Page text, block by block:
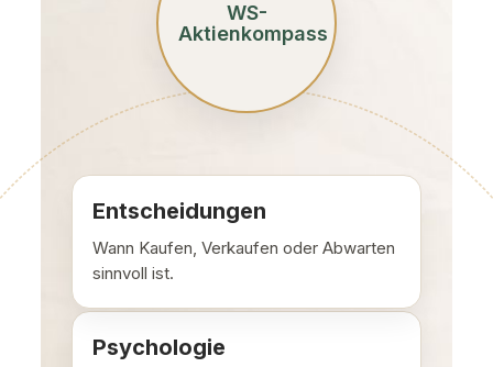
Psychologie
Entscheidungen
Wann Kaufen, Verkaufen oder Abwarten
sinnvoll ist.
WS-
Aktienkompass